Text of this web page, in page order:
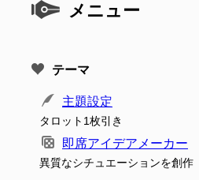
メニュー
テーマ
主題設定
タロット1枚引き
即席アイデアメーカー
異質なシチュエーションを創作